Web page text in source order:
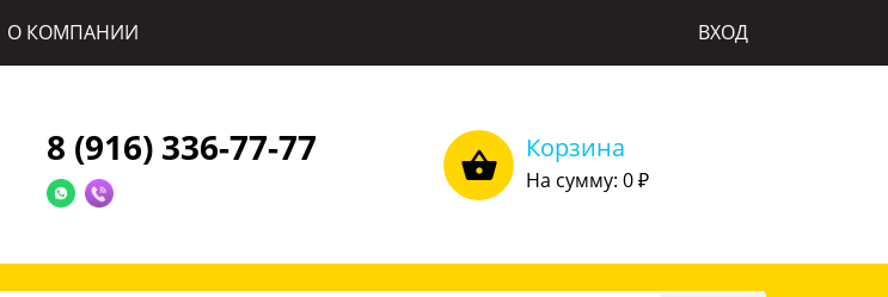
О КОМПАНИИ ВХОД
8 (916) 336-77-77 Корзина
На сумму: 0 ₽